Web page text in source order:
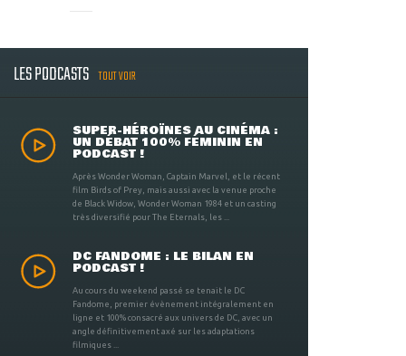
LES PODCASTS TOUT VOIR
SUPER-HÉROÏNES AU CINÉMA :
UN DÉBAT 100% FÉMININ EN
PODCAST !
Après Wonder Woman, Captain Marvel, et le récent
film Birds of Prey, mais aussi avec la venue proche
de Black Widow, Wonder Woman 1984 et un casting
très diversifié pour The Eternals, les ...
DC FANDOME : LE BILAN EN
PODCAST !
Au cours du weekend passé se tenait le DC
Fandome, premier évènement intégralement en
ligne et 100% consacré aux univers de DC, avec un
angle définitivement axé sur les adaptations
filmiques ...